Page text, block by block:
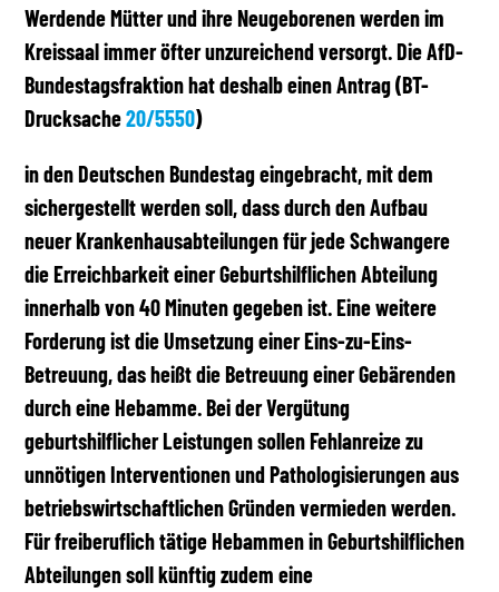
Werdende Mütter und ihre Neugeborenen werden im
Kreissaal immer öfter unzureichend versorgt. Die AfD-
Bundestagsfraktion hat deshalb einen Antrag (BT-
Drucksache20/5550)
in den Deutschen Bundestag eingebracht, mit dem
sichergestellt werden soll, dass durch den Aufbau
neuer Krankenhausabteilungen für jede Schwangere
die Erreichbarkeit einer Geburtshilflichen Abteilung
innerhalb von 40 Minuten gegeben ist. Eine weitere
Forderung ist die Umsetzung einer Eins-zu-Eins-
Betreuung, das heißt die Betreuung einer Gebärenden
durch eine Hebamme. Bei der Vergütung
geburtshilflicher Leistungen sollen Fehlanreize zu
unnötigen Interventionen und Pathologisierungen aus
betriebswirtschaftlichen Gründen vermieden werden.
Für freiberuflich tätige Hebammen in Geburtshilflichen
Abteilungen soll künftig zudem eine